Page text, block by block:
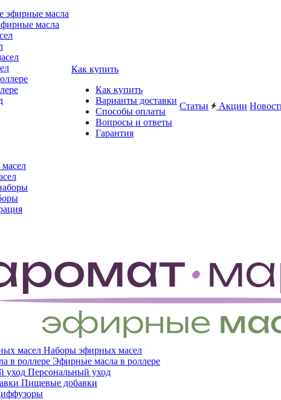
масла
Как купить
Как купить
Варианты доставки
Способы оплаты
Вопросы и ответы
Гарантия
Статьи Акции
Наборы эфирных масел
Эфирные масла в роллере
Персональный уход
Пищевые добавки